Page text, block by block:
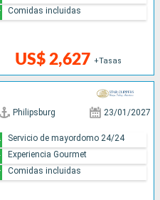
US$ 2,627 +Tasas
Comidas incluidas
Philipsburg 23/01/2027
Servicio de mayordomo 24/24
Experiencia Gourmet
Comidas incluidas